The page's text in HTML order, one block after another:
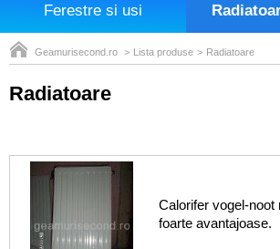
Ferestre si usi
Geamurisecond.ro > Lista produse > Radiatoare
Radiatoare
Calorifer vogel-noot
foarte avantajoase.